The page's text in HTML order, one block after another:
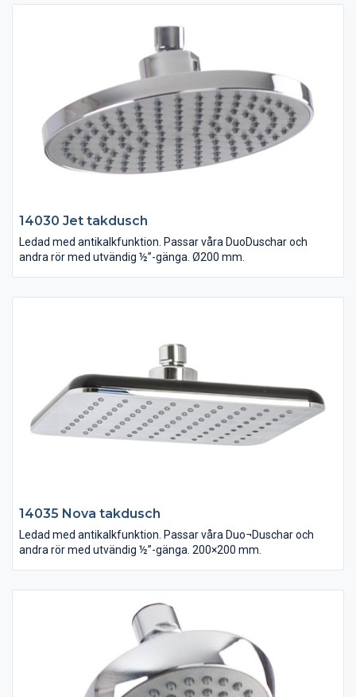
14030 Jet takdusch
Ledad med antikalkfunktion. Passar våra DuoDuschar och
andra rör med utvändig ½”-gänga. Ø200 mm.
14035 Nova takdusch
Ledad med antikalkfunktion. Passar våra Duo¬Duschar och
andra rör med utvändig ½”-gänga. 200×200 mm.